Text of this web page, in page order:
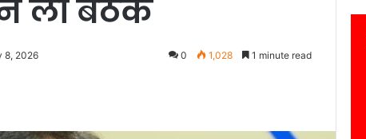
ली बैठक
8, 2026 0 1,028 1 minute read